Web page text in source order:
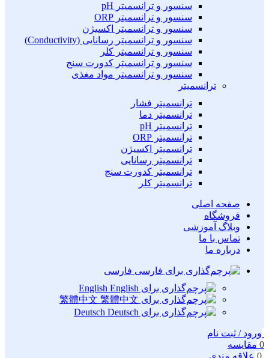
سنسور و ترانسمیتر pH
سنسور و ترانسمیتر ORP
سنسور و ترانسمیتر اکسیژن
سنسور و ترانسمیتر رسانایی (Conductivity)
سنسور و ترانسمیتر کلر
سنسور و ترانسمیتر کدورت سنج
سنسور و ترانسمیتر مواد مغذی
ترانسمیتر
ترانسمیتر فشار
ترانسمیتر دما
ترانسمیتر pH
ترانسمیتر ORP
ترانسمیتر اکسیژن
ترانسمیتر رسانایی
ترانسمیتر کدورت سنج
ترانسمیتر کلر
صفحه اصلی
فروشگاه
وبلاگ آموزشی
تماس با ما
درباره ما
فارسی
English
繁體中文
Deutsch
ورود / ثبت نام
0 مقایسه